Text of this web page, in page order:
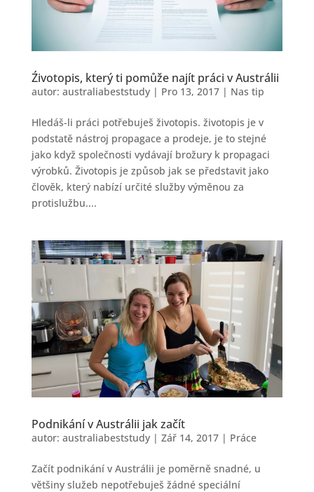
Źivotopis, který ti pomůže najít práci v Austrálii
autor: australiabeststudy| Pro 13, 2017| Nas tip
Hledáš-li práci potřebuješ životopis. životopis je v
podstatě nástroj propagace a prodeje, je to stejné
jako když společnosti vydávají brožury k propagaci
výrobků. Životopis je způsob jak se představit jako
člověk, který nabízí určité služby výměnou za
protislužbu....
Podnikání v Austrálii jak začít
autor: australiabeststudy| Zář 14, 2017| Práce
Začít podnikání v Austrálii je poměrně snadné, u
většiny služeb nepotřebuješ žádné speciální